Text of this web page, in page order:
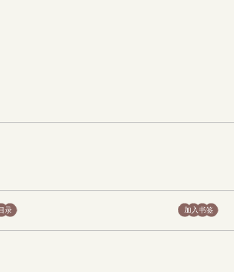
录 加入书签